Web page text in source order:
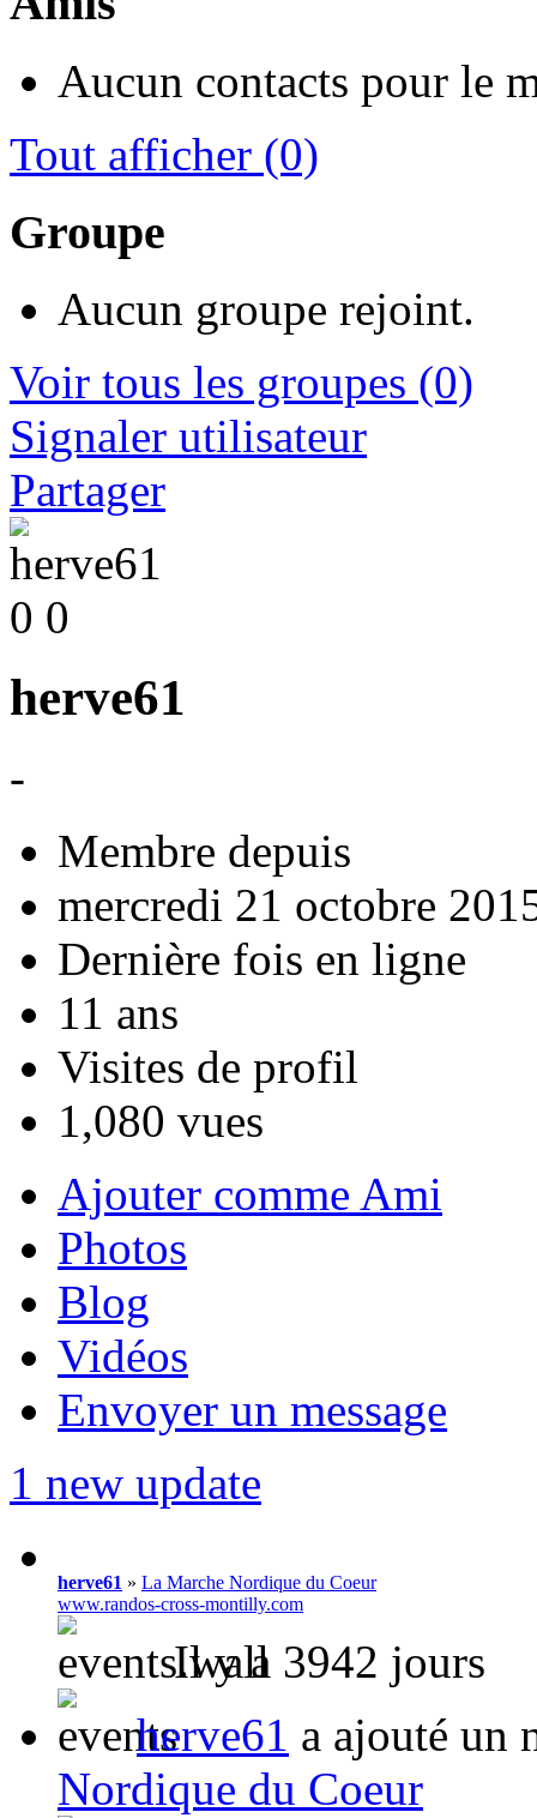
Aucun contacts pour le
Tout afficher (0)
Groupe
Aucun groupe rejoint.
Voir tous les groupes (0)
Signaler utilisateur
Partager
0 0
herve61
-
Membre depuis
mercredi 21 octobre
Dernière fois en ligne
11 ans
Visites de profil
1,080 vues
Ajouter comme Ami
Photos
Blog
Vidéos
Envoyer un message
1 new update
herve61 » La Marche Nordique du Coeur
www.randos-cross-montilly.com
Il y a 3942 jours
herve61 a ajouté un
Nordique du Coeur